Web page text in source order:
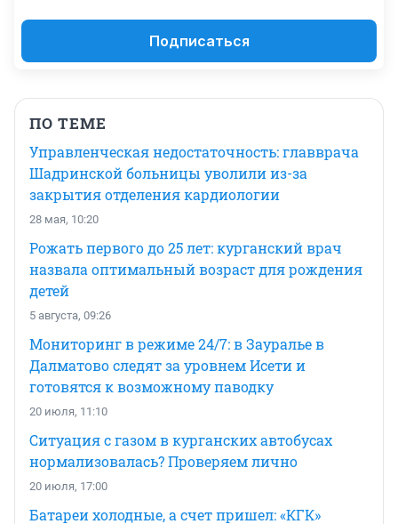
Подписаться
ПО ТЕМЕ
Управленческая недостаточность: главврача
Шадринской больницы уволили из-за
закрытия отделения кардиологии
28 мая, 10:20
Рожать первого до 25 лет: курганский врач
назвала оптимальный возраст для рождения
детей
5 августа, 09:26
Мониторинг в режиме 24/7: в Зауралье в
Далматово следят за уровнем Исети и
готовятся к возможному паводку
20 июля, 11:10
Ситуация с газом в курганских автобусах
нормализовалась? Проверяем лично
20 июля, 17:00
Батареи холодные, а счет пришел: «КГК»